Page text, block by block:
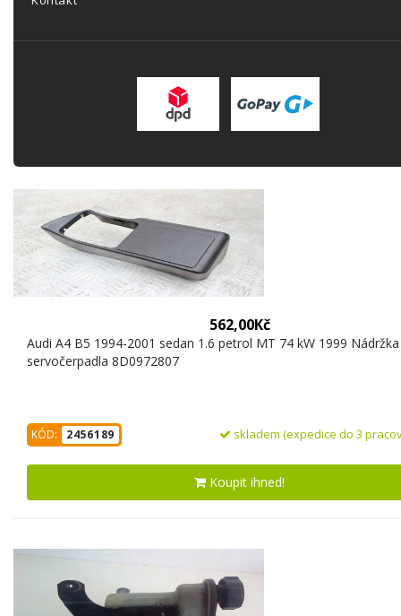
562,00Kč
Audi A4 B5 1994-2001 sedan 1.6 petrol MT 74 kW 1999
servočerpadla 8D0972807
KÓD: 2456189 skladem (expedice do 3
Koupit ihned!